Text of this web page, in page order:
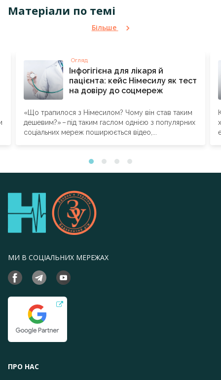
Матеріали по темі
Більше
Огляд
Інфогігієна для лікаря й
пацієнта: кейс Німесилу як тест
на довіру до соцмереж
«Що трапилося з Німесилом? Чому він став таким
дешевим?» – ​під таким гаслом однією з популярних
соціальних мереж поширюється відео,...
МИ В СОЦІАЛЬНИХ МЕРЕЖАХ
ПРО НАС